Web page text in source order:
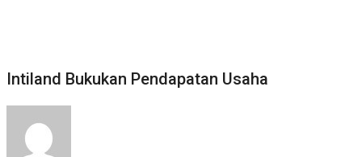
Intiland Bukukan Pendapatan Usaha